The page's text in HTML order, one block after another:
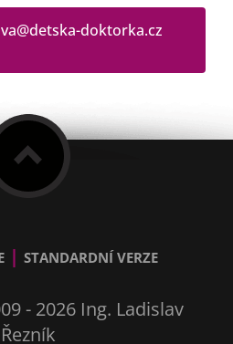
a@detska-doktorka.cz
| STANDARDNÍ VERZE
- 2026 Ing. Ladislav
Řezník